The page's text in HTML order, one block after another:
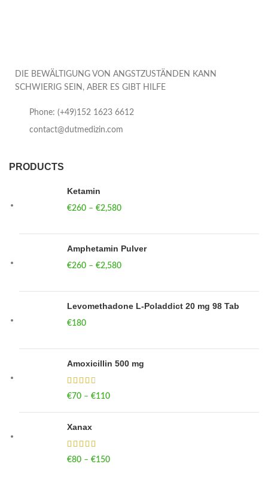
DIE BEWÄLTIGUNG VON ANGSTZUSTÄNDEN KANN
SCHWIERIG SEIN, ABER ES GIBT HILFE
Phone: (+49)152 1623 6612
contact@dutmedizin.com
PRODUCTS
Ketamin
€260 – €2,580
Amphetamin Pulver
€260 – €2,580
Levomethadone L-Poladdict 20 mg 98 Tab
€180
Amoxicillin 500 mg
€70 – €110
Xanax
€80 – €150